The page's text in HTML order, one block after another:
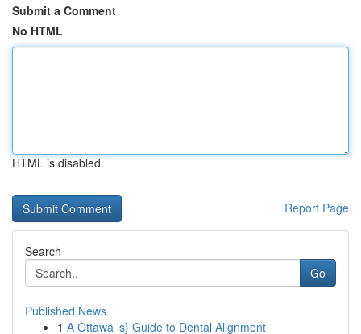
Submit a Comment
No HTML
HTML is disabled
Report Page
Search
Go
Published News
1 A Ottawa 's} Guide to Dental Alignment